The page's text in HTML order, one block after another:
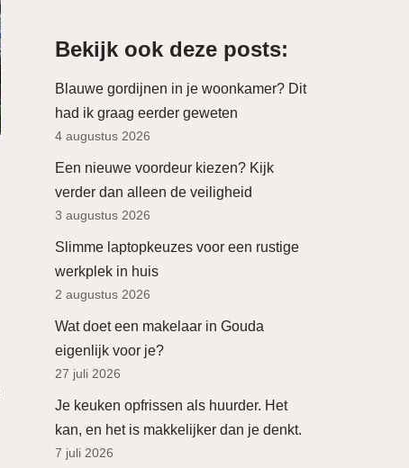
Bekijk ook deze posts:
Blauwe gordijnen in je woonkamer? Dit
had ik graag eerder geweten
4 augustus 2026
Een nieuwe voordeur kiezen? Kijk
verder dan alleen de veiligheid
3 augustus 2026
Slimme laptopkeuzes voor een rustige
werkplek in huis
2 augustus 2026
Wat doet een makelaar in Gouda
eigenlijk voor je?
27 juli 2026
Je keuken opfrissen als huurder. Het
kan, en het is makkelijker dan je denkt.
7 juli 2026